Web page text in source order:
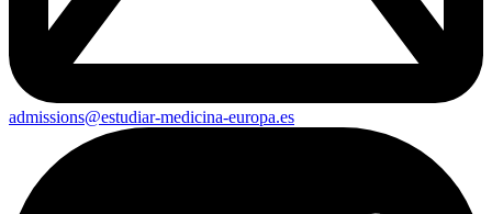
admissions@estudiar-medicina-europa.es